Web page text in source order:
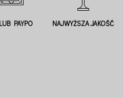
PAYPO NAJWYŻSZA JAKOŚĆ